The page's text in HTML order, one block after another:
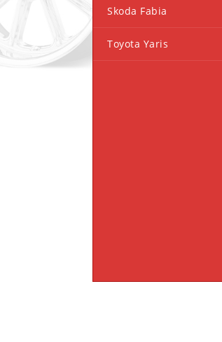
Skoda Fabia
Toyota Yaris